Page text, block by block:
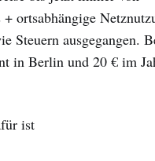
ortsabhängige
Steuern ausgegangen.
in Berlin und 20 € im
ist